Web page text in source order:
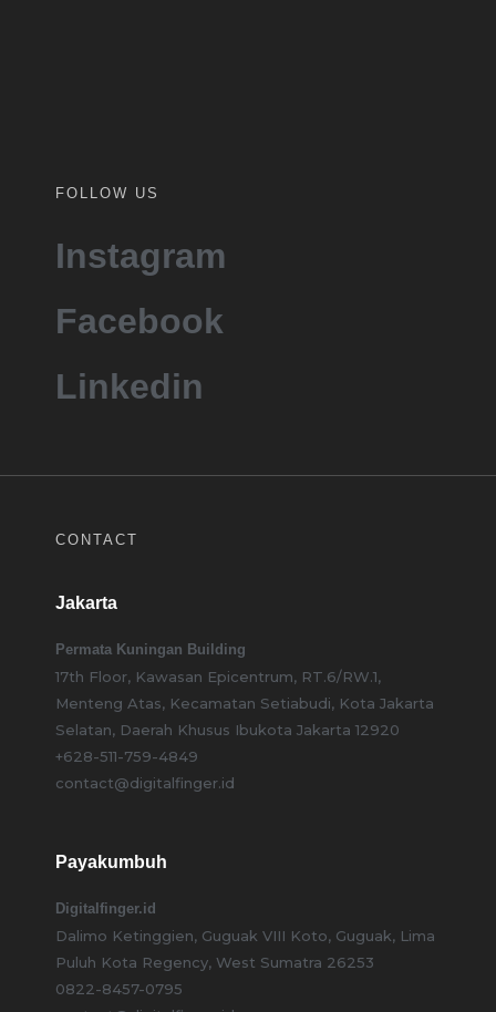
FOLLOW US
Instagram
Facebook
Linkedin
CONTACT
Jakarta
Permata Kuningan Building
17th Floor, Kawasan Epicentrum, RT.6/RW.1,
Menteng Atas, Kecamatan Setiabudi, Kota Jakarta
Selatan, Daerah Khusus Ibukota Jakarta 12920
+628-511-759-4849
contact@digitalfinger.id
Payakumbuh
Digitalfinger.id
Dalimo Ketinggien, Guguak VIII Koto, Guguak, Lima
Puluh Kota Regency, West Sumatra 26253
0822-8457-0795